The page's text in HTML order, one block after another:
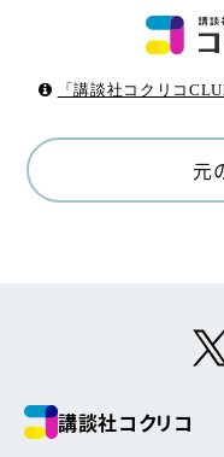
「講談社コクリコ
元
講談社コクリコ